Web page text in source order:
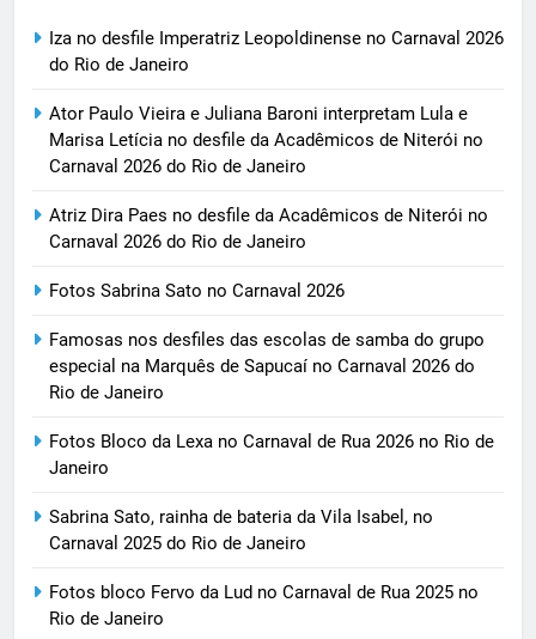
Iza no desfile Imperatriz Leopoldinense no Carnaval 2026
do Rio de Janeiro
Ator Paulo Vieira e Juliana Baroni interpretam Lula e
Marisa Letícia no desfile da Acadêmicos de Niterói no
Carnaval 2026 do Rio de Janeiro
Atriz Dira Paes no desfile da Acadêmicos de Niterói no
Carnaval 2026 do Rio de Janeiro
Fotos Sabrina Sato no Carnaval 2026
Famosas nos desfiles das escolas de samba do grupo
especial na Marquês de Sapucaí no Carnaval 2026 do
Rio de Janeiro
Fotos Bloco da Lexa no Carnaval de Rua 2026 no Rio de
Janeiro
Sabrina Sato, rainha de bateria da Vila Isabel, no
Carnaval 2025 do Rio de Janeiro
Fotos bloco Fervo da Lud no Carnaval de Rua 2025 no
Rio de Janeiro